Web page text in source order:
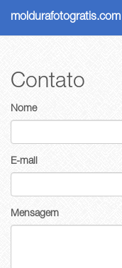
moldurafotogratis.com
Contato
Nome
E-mail
Mensagem